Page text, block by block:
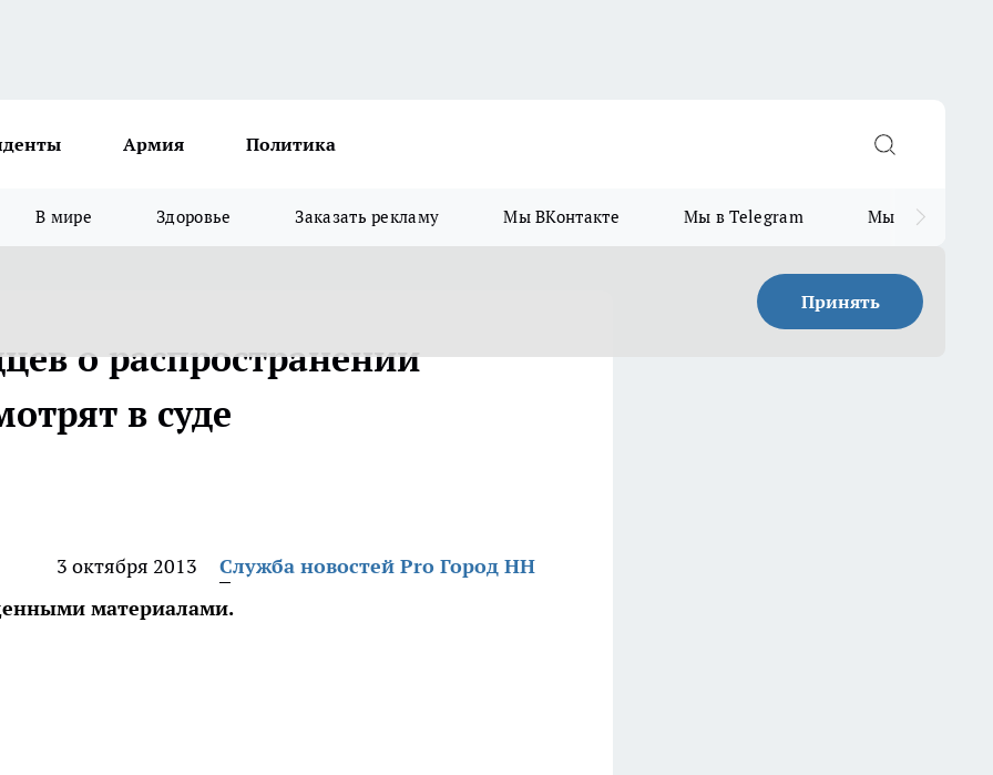
Армия Политика
В мире Здоровье Заказать рекламу Мы ВКонтакте Мы в Telegram Мы в MAX
Принять
о распространении
в суде
3 октября 2013
Служба новостей Pro Город НН
материалами.